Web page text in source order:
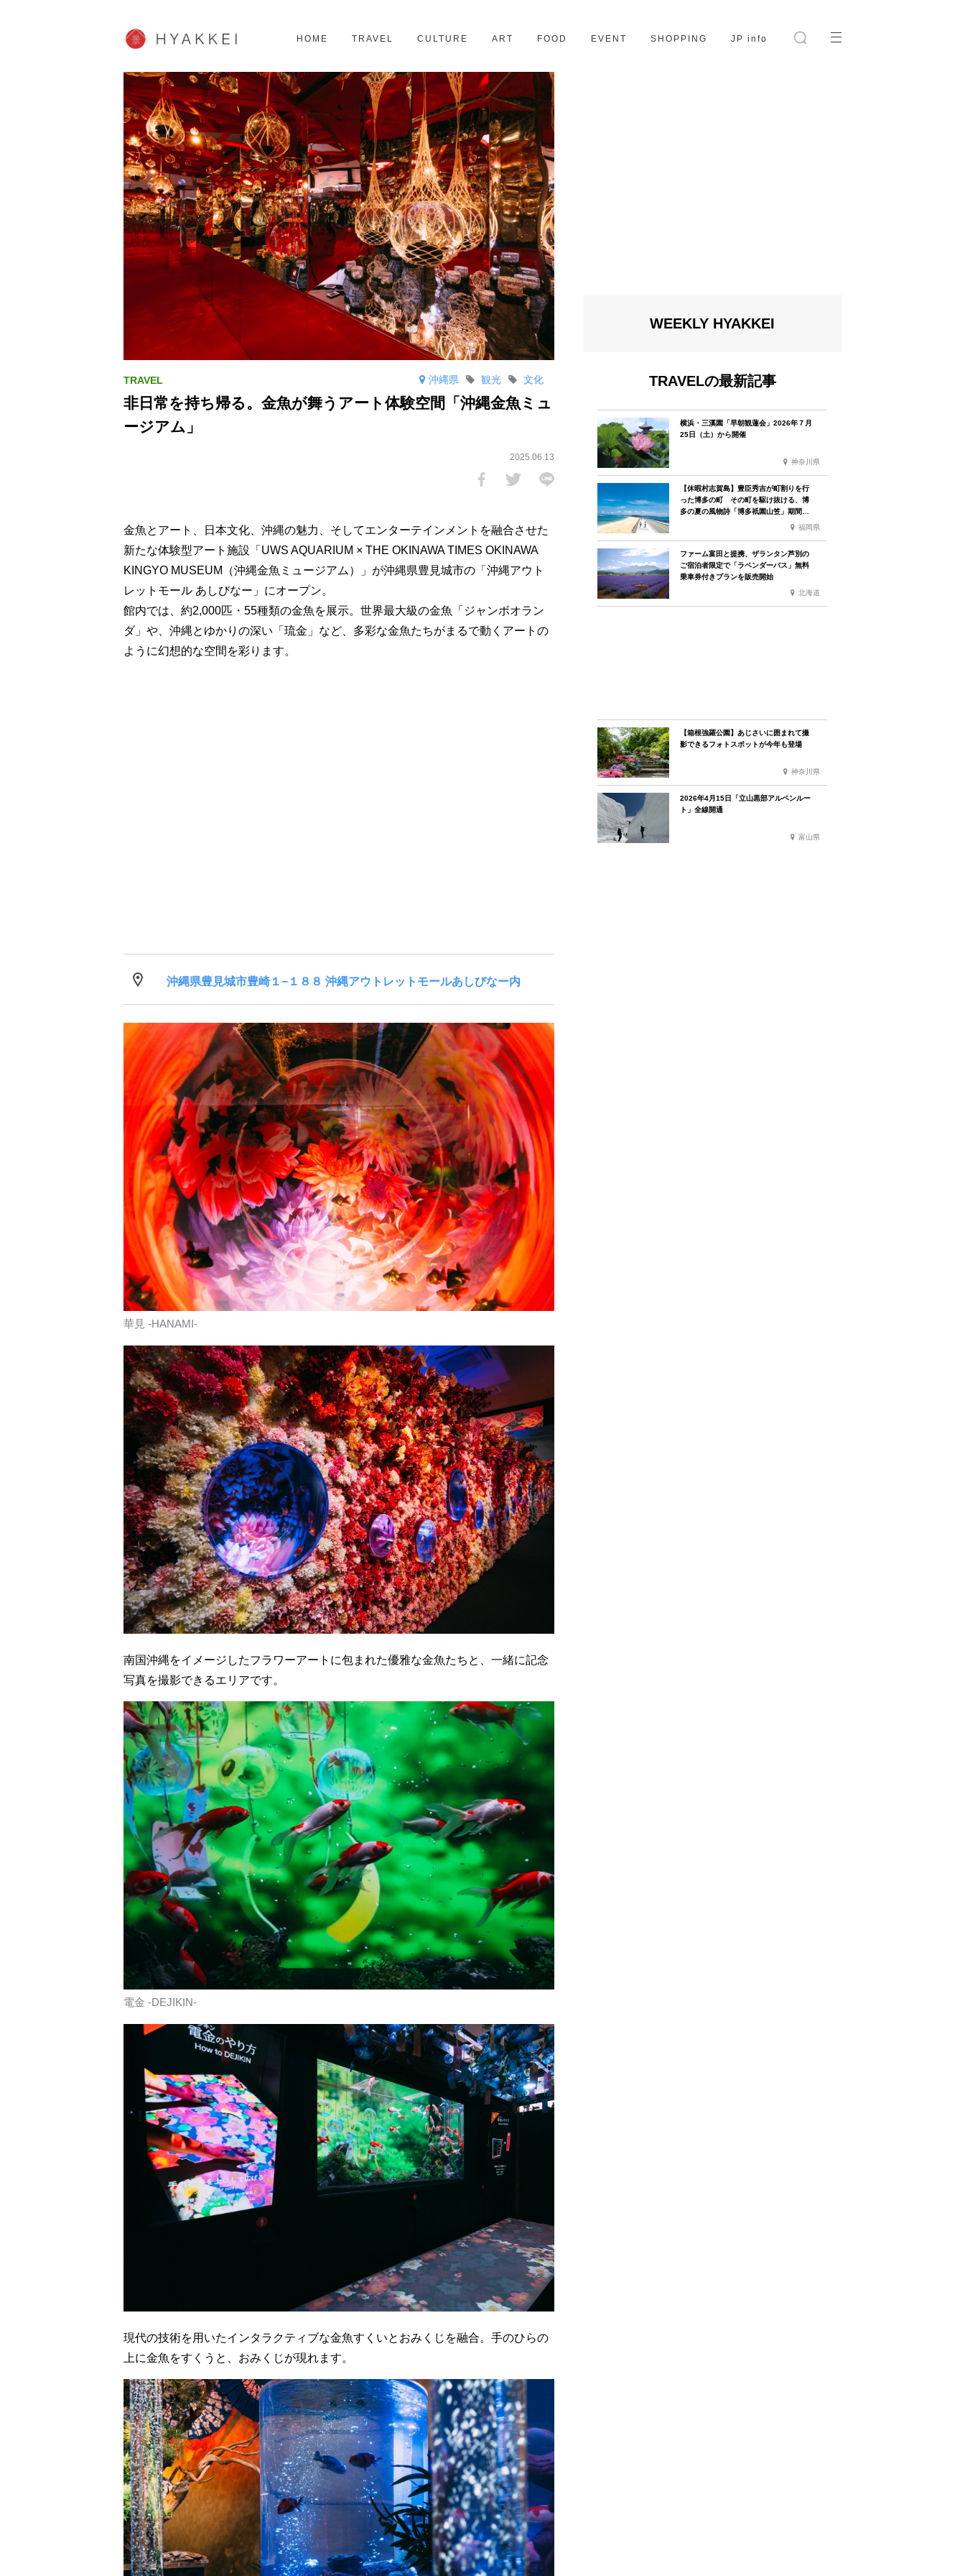
HOME TRAVEL CULTURE ART FOOD EVENT SHOPPING JP info
JP info
沖縄県 文化
観光
非日常を持ち帰る。金魚が舞うアート体験空間「沖縄金魚ミュ
ージアム」
2025.06.13
金魚とアート、日本文化、沖縄の魅力、そしてエンターテインメントを融合させた
新たな体験型アート施設「UWS AQUARIUM × THE OKINAWA TIMES OKINAWA
KINGYO MUSEUM（沖縄金魚ミュージアム）」が沖縄県豊見城市の「沖縄アウト
レットモール あしびなー」にオープン。
館内では、約2,000匹・55種類の金魚を展示。世界最大級の金魚「ジャンボオラン
ダ」や、沖縄とゆかりの深い「琉金」など、多彩な金魚たちがまるで動くアートの
ように幻想的な空間を彩ります。
沖縄県豊見城市豊崎１−１８８ 沖縄アウトレットモールあしびなー内
華見 -HANAMI-
南国沖縄をイメージしたフラワーアートに包まれた優雅な金魚たちと、一緒に記念
写真を撮影できるエリアです。
電金 -DEJIKIN-
現代の技術を用いたインタラクティブな金魚すくいとおみくじを融合。手のひらの
上に金魚をすくうと、おみくじが現れます。
WEEKLY HYAKKEI
TRAVELの最新記事
横浜・三溪園「早朝観蓮会」2026年７月
25日（土）から開催
神奈川県
【休暇村志賀島】豊臣秀吉が町割りを行
った博多の町 その町を駆け抜ける、博
多の夏の風物詩「博多祇園山笠」期間中
福岡県
ファーム富田と提携、ザランタン芦別の
ご宿泊者限定で「ラベンダーバス」無料
乗車券付きプランを販売開始
北海道
【箱根強羅公園】あじさいに囲まれて撮
影できるフォトスポットが今年も登場
神奈川県
2026年4月15日「立山黒部アルペンルー
ト」全線開通
富山県